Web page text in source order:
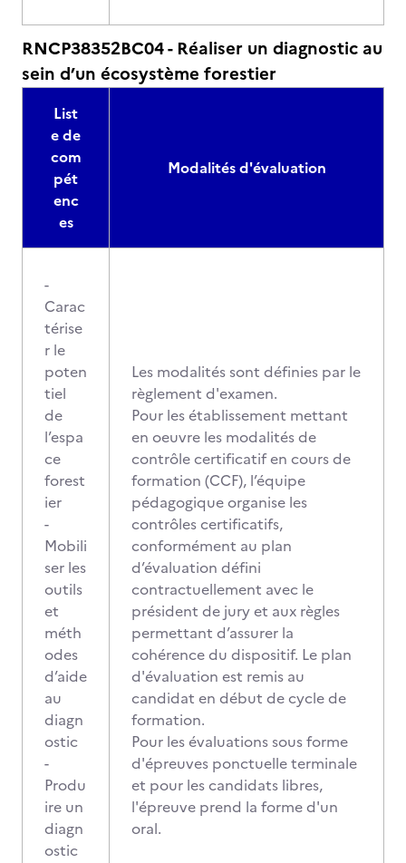
RNCP38352BC04 - Réaliser un diagnostic au
sein d’un écosystème forestier
List
e de
com
pét
enc
es
Modalités d'évaluation
-
Carac
térise
r le
poten
tiel
de
l’espa
ce
forest
ier
-
Mobili
ser les
outils
et
méth
odes
d’aide
au
diagn
ostic
-
Produ
ire un
diagn
ostic
Les modalités sont définies par le
règlement d'examen.
Pour les établissement mettant
en oeuvre les modalités de
contrôle certificatif en cours de
formation (CCF), l’équipe
pédagogique organise les
contrôles certificatifs,
conformément au plan
d’évaluation défini
contractuellement avec le
président de jury et aux règles
permettant d’assurer la
cohérence du dispositif. Le plan
d'évaluation est remis au
candidat en début de cycle de
formation.
Pour les évaluations sous forme
d'épreuves ponctuelle terminale
et pour les candidats libres,
l'épreuve prend la forme d'un
oral.